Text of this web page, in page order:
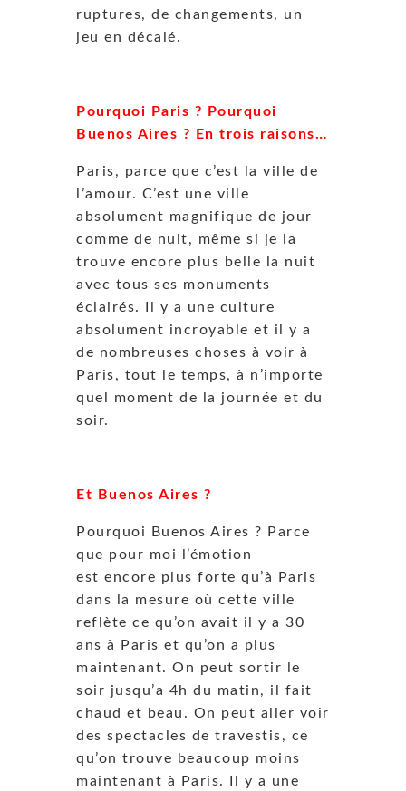
ruptures, de changements, un
jeu en décalé.
Pourquoi Paris ? Pourquoi
Buenos Aires ? En trois raisons…
Paris, parce que c’est la ville de
l’amour. C’est une ville
absolument magnifique de jour
comme de nuit, même si je la
trouve encore plus belle la nuit
avec tous ses monuments
éclairés. Il y a une culture
absolument incroyable et il y a
de nombreuses choses à voir à
Paris, tout le temps, à n’importe
quel moment de la journée et du
soir.
Et Buenos Aires ?
Pourquoi Buenos Aires ? Parce
que pour moi l’émotion
est encore plus forte qu’à Paris
dans la mesure où cette ville
reflète ce qu’on avait il y a 30
ans à Paris et qu’on a plus
maintenant. On peut sortir le
soir jusqu’a 4h du matin, il fait
chaud et beau. On peut aller voir
des spectacles de travestis, ce
qu’on trouve beaucoup moins
maintenant à Paris. Il y a une